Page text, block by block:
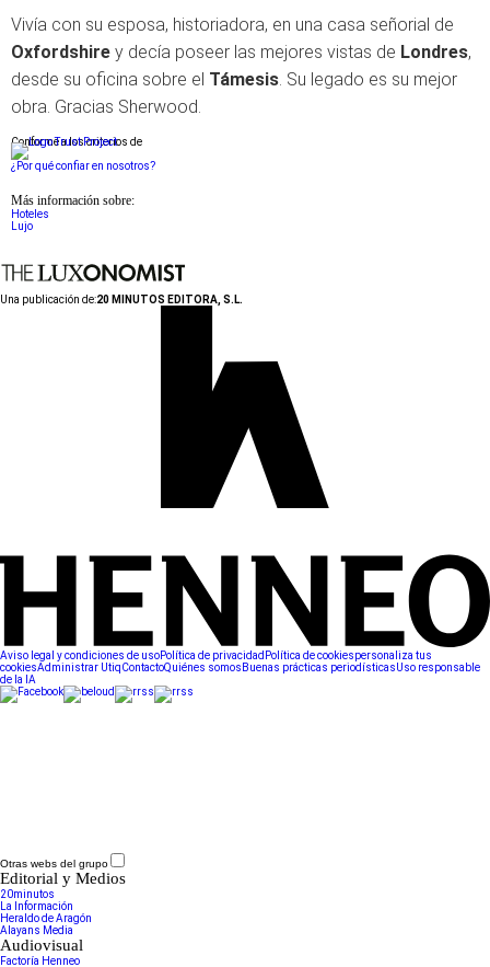
Vivía con su esposa, historiadora, en una casa señorial de
Oxfordshire y decía poseer las mejores vistas de Londres,
desde su oficina sobre el Támesis. Su legado es su mejor
obra. Gracias Sherwood.
Conforme a los criterios de
¿Por qué confiar en nosotros?
Más información sobre:
Hoteles
Lujo
Una publicación de:20 MINUTOS EDITORA, S.L.
Aviso legal y condiciones de usoPolítica de privacidad Política de cookiespersonaliza tus
cookiesAdministrar UtiqContactoQuiénes somos Buenas prácticas periodísticasUso responsable
de la IA
Otras webs del grupo
Editorial y Medios
20minutos
La Información
Heraldo de Aragón
Alayans Media
Audiovisual
Factoría Henneo